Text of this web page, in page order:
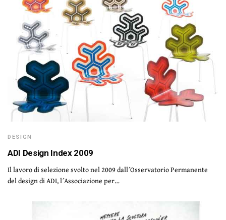
DESIGN
ADI Design Index 2009
Il lavoro di selezione svolto nel 2009 dall´Osservatorio Permanente
del design di ADI, l´Associazione per…